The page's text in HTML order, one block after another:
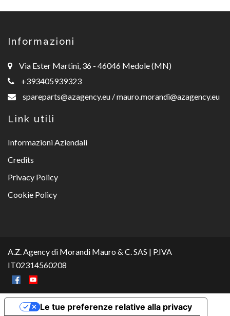
Informazioni
Via Ester Martini, 36 - 46046 Medole (MN)
+393405939323
spareparts@azagency.eu /mauro.morandi@azagency.eu
Link utili
Informazioni Aziendali
Credits
Privacy Policy
Cookie Policy
A.Z. Agency di Morandi Mauro & C. SAS | P.IVA
IT02314560208
Le tue preferenze relative alla privacy